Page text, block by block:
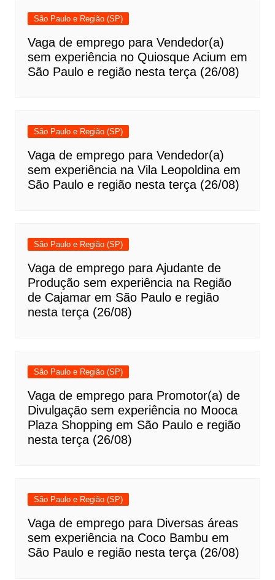
São Paulo e Região (SP)
Vaga de emprego para Vendedor(a)
sem experiência no Quiosque Acium em
São Paulo e região nesta terça (26/08)
São Paulo e Região (SP)
Vaga de emprego para Vendedor(a)
sem experiência na Vila Leopoldina em
São Paulo e região nesta terça (26/08)
São Paulo e Região (SP)
Vaga de emprego para Ajudante de
Produção sem experiência na Região
de Cajamar em São Paulo e região
nesta terça (26/08)
São Paulo e Região (SP)
Vaga de emprego para Promotor(a) de
Divulgação sem experiência no Mooca
Plaza Shopping em São Paulo e região
nesta terça (26/08)
São Paulo e Região (SP)
Vaga de emprego para Diversas áreas
sem experiência na Coco Bambu em
São Paulo e região nesta terça (26/08)